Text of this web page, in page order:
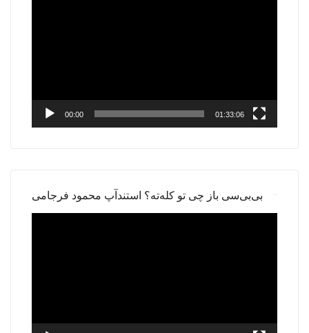
00:00 01:33:06
بی‌بی‌سی باز چی تو کله‌ته؟ استندآپ محمود فرجامی